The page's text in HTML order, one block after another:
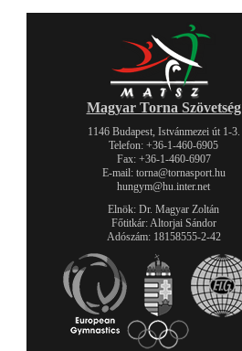
Magyar Torna Szövetség
1146 Budapest, Istvánmezei út 1-3.
Telefon: +36-1-460-6905
Fax: +36-1-460-6907
E-mail: torna@tornasport.hu
hungym@hu.inter.net
Elnök: Dr. Magyar Zoltán
Főtitkár: Altorjai Sándor
Adószám: 18158555-2-42